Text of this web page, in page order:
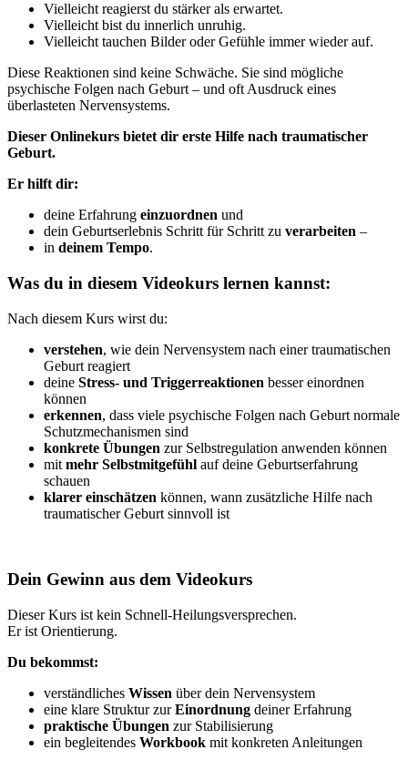
Vielleicht reagierst du stärker als erwartet.
Vielleicht bist du innerlich unruhig.
Vielleicht tauchen Bilder oder Gefühle immer wieder auf.
Diese Reaktionen sind keine Schwäche. Sie sind mögliche
psychische Folgen nach Geburt – und oft Ausdruck eines
überlasteten Nervensystems.
Dieser Onlinekurs bietet dir erste Hilfe nach traumatischer
Geburt.
Er hilft dir:
deine Erfahrung einzuordnen und
dein Geburtserlebnis Schritt für Schritt zu verarbeiten –
in deinem Tempo.
Was du in diesem Videokurs lernen kannst:
Nach diesem Kurs wirst du:
verstehen, wie dein Nervensystem nach einer traumatischen
Geburt reagiert
deine Stress- und Triggerreaktionen besser einordnen
können
erkennen, dass viele psychische Folgen nach Geburt normale
Schutzmechanismen sind
konkrete Übungen zur Selbstregulation anwenden können
mit mehr Selbstmitgefühl auf deine Geburtserfahrung
schauen
klarer einschätzen können, wann zusätzliche Hilfe nach
traumatischer Geburt sinnvoll ist
Dein Gewinn aus dem Videokurs
Dieser Kurs ist kein Schnell-Heilungsversprechen.
Er ist Orientierung.
Du bekommst:
verständliches Wissen über dein Nervensystem
eine klare Struktur zurEinordnung deiner Erfahrung
praktische Übungen zur Stabilisierung
ein begleitendes Workbook mit konkreten Anleitungen